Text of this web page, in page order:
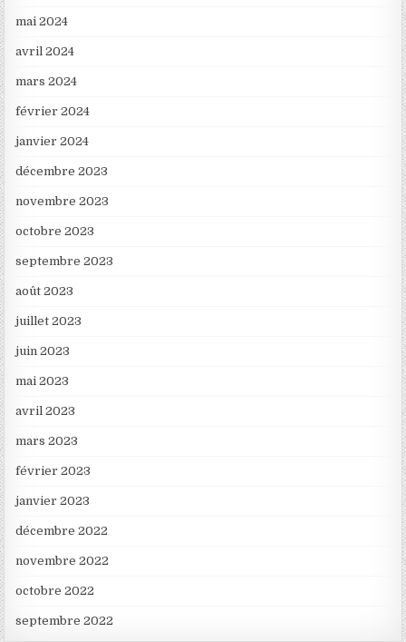
mai 2024
avril 2024
mars 2024
février 2024
janvier 2024
décembre 2023
novembre 2023
octobre 2023
septembre 2023
août 2023
juillet 2023
juin 2023
mai 2023
avril 2023
mars 2023
février 2023
janvier 2023
décembre 2022
novembre 2022
octobre 2022
septembre 2022